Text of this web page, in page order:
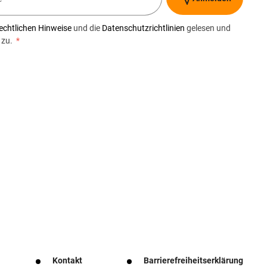
Hinweise und die Datenschutzrichtlinien gelesen und
*
Kontakt Barrierefreiheitserklärung